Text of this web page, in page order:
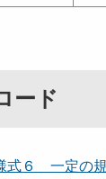
ード
式６ 一定の